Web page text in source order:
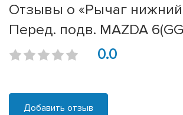
Отзывы о «Рычаг нижний
Перед. подв. MAZDA
0.0
Добавить отзыв